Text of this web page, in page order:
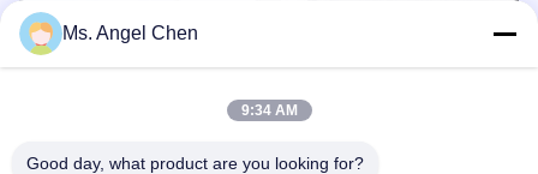
Ms. Angel Chen
9:34 AM
Good day, what product are you looking for?